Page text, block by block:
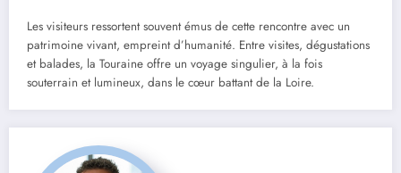
Les visiteurs ressortent souvent émus de cette rencontre avec un
patrimoine vivant, empreint d’humanité. Entre visites, dégustations
et balades, la Touraine offre un voyage singulier, à la fois
souterrain et lumineux, dans le cœur battant de la Loire.